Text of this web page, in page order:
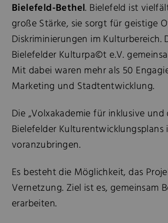
Bielefeld-Bethel. Bielefeld ist
große Stärke, sie sorgt für geistige
Diskriminierungen im
Bielefelder Kulturpa©t e.V.
Mit dabei waren mehr als 50
Marketing und Stadtentwicklung.
Die „Volxakademie für inklusive
Bielefelder
voranzubringen.
Es besteht die Möglichkeit, das
Vernetzung. Ziel ist es,
erarbeiten.